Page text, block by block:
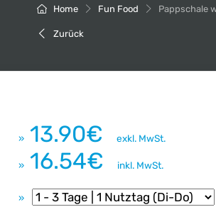
Home Fun Food Pappschale
Zurück
» 13.90€ exkl. MwSt.
» 16.54€ inkl. MwSt.
»